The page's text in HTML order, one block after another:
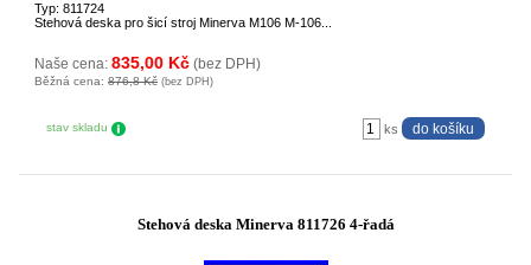
Typ: 811724
Stehová deska pro šicí stroj Minerva M106 M-106...
Naše cena: 835,00 Kč (bez DPH)
Běžná cena: 876,8 Kč (bez DPH)
stav skladu ks
Stehová deska Minerva 811726 4-řadá